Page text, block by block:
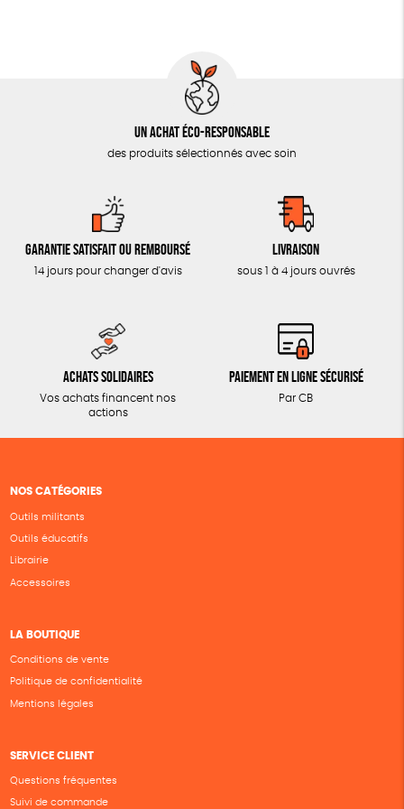
CUISINE / NUTRITION
ACCESSOIRES
Un achat éco-responsable
des produits sélectionnés avec soin
Garantie satisfait ou remboursé
14 jours pour changer d'avis
Livraison
sous 1 à 4 jours ouvrés
Achats solidaires
Vos achats financent nos
actions
Paiement en ligne sécurisé
Par CB
NOS CATÉGORIES
Outils militants
Outils éducatifs
Librairie
Accessoires
LA BOUTIQUE
Conditions de vente
Politique de confidentialité
Mentions légales
SERVICE CLIENT
Questions fréquentes
Suivi de commande